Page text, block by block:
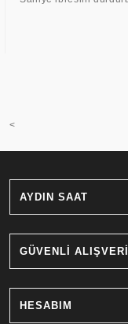
<
AYDIN SAAT
GÜVENLİ
HESABIM